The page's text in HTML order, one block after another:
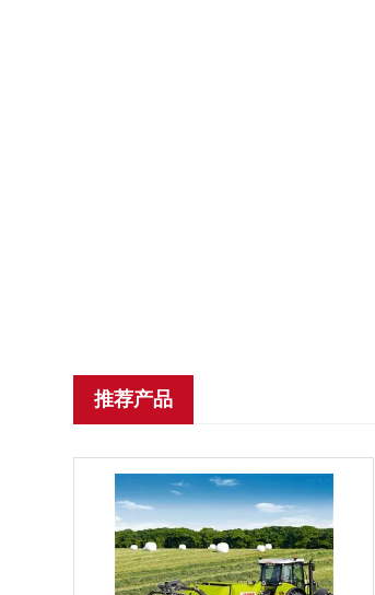
推荐产品